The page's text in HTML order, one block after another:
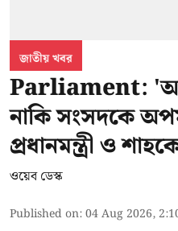
জাতীয় খবর
Parliament:
নাকি সংসদকে
প্রধানমন্ত্রী ও
ওয়েব ডেস্ক
Published on:04 Aug 2026,